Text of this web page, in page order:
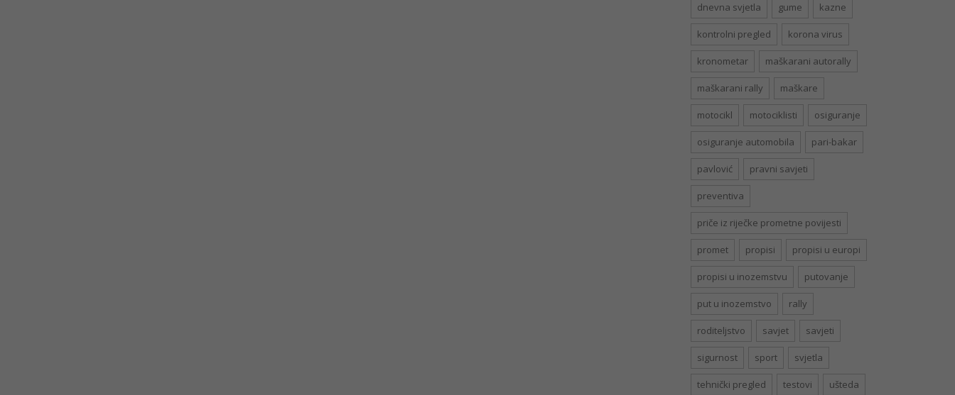
dnevna svjetla gume kazne
kontrolni pregled korona virus
kronometar maškarani autorally
maškarani rally maškare
motocikl motociklisti osiguranje
osiguranje automobila pari-bakar
pavlović pravni savjeti
preventiva
priče iz riječke prometne povijesti
promet propisi propisi u europi
propisi u inozemstvu putovanje
put u inozemstvo rally
roditeljstvo savjet savjeti
sigurnost sport svjetla
tehnički pregled testovi ušteda